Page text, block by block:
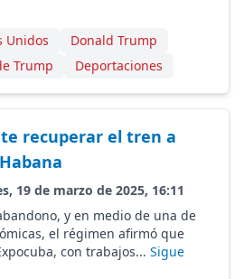
Unidos
Donald Trump
Trump
Deportaciones
recuperar el tren a
19 de marzo de 2025, 16:11
y en medio de una de
el régimen afirmó que
con trabajos... Sigue